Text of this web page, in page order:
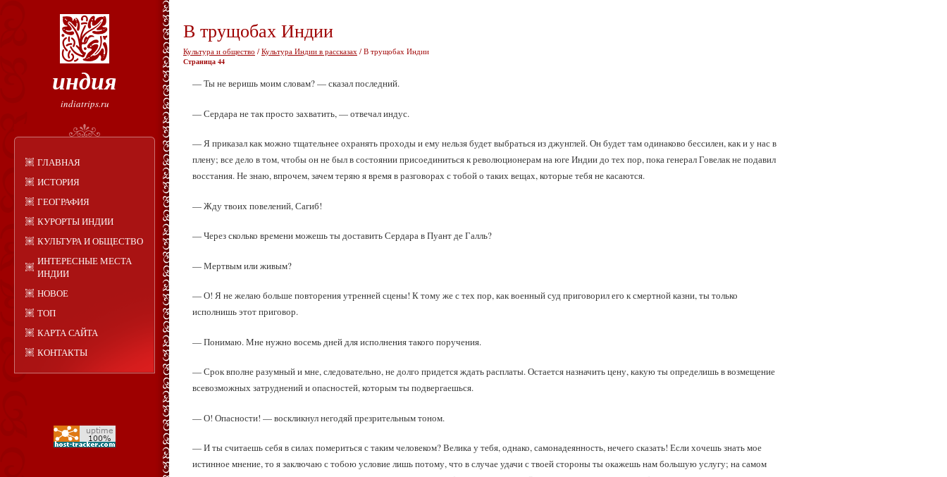
индия
indiatrips.ru
ГЛАВНАЯ
ИСТОРИЯ
ГЕОГРАФИЯ
КУРОРТЫ ИНДИИ
КУЛЬТУРА И ОБЩЕСТВО
ИНТЕРЕСНЫЕ МЕСТА
ИНДИИ
НОВОЕ
ТОП
КАРТА САЙТА
КОНТАКТЫ
В трущобах Индии
Культура и общество / Культура Индии в рассказах / В трущобах Индии
Страница 44
— Ты не веришь моим словам? — сказал последний.
— Сердара не так просто захватить, — отвечал индус.
— Я приказал как можно тщательнее охранять проходы и ему нельзя будет выбраться из джунглей. Он будет там одинаково бессилен, как и у нас в
плену; все дело в том, чтобы он не был в состоянии присоединиться к революционерам на юге Индии до тех пор, пока генерал Говелак не подавил
восстания. Не знаю, впрочем, зачем теряю я время в разговорах с тобой о таких вещах, которые тебя не касаются.
— Жду твоих повелений, Сагиб!
— Через сколько времени можешь ты доставить Сердара в Пуант де Галль?
— Мертвым или живым?
— О! Я не желаю больше повторения утренней сцены! К тому же с тех пор, как военный суд приговорил его к смертной казни, ты только
исполнишь этот приговор.
— Понимаю. Мне нужно восемь дней для исполнения такого поручения.
— Срок вполне разумный и мне, следовательно, не долго придется ждать расплаты. Остается назначить цену, какую ты определишь в возмещение
всевозможных затруднений и опасностей, которым ты подвергаешься.
— О! Опасности! — воскликнул негодяй презрительным тоном.
— И ты считаешь себя в силах помериться с таким человеком? Велика у тебя, однако, самонадеянность, нечего сказать! Если хочешь знать мое
истинное мнение, то я заключаю с тобою условие лишь потому, что в случае удачи с твоей стороны ты окажешь нам большую услугу; на самом